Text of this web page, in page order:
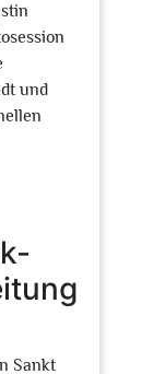
und
Sankt